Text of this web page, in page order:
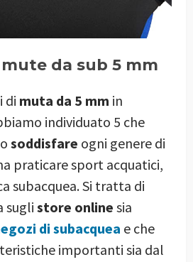
da sub 5 mm
di muta da 5 mm in
individuato 5 che
soddisfare ogni genere di
praticare sport acquatici,
subacquea. Si tratta di
sugli store online sia
di subacquea e che
importanti sia dal